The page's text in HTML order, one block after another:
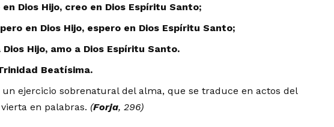
Dios Hijo, creo en Dios Espíritu Santo;
en Dios Hijo, espero en Dios Espíritu Santo;
Dios Hijo, amo a Dios Espíritu Santo.
Beatísima.
ejercicio sobrenatural del alma, que se traduce en actos del
en palabras. (Forja, 296)